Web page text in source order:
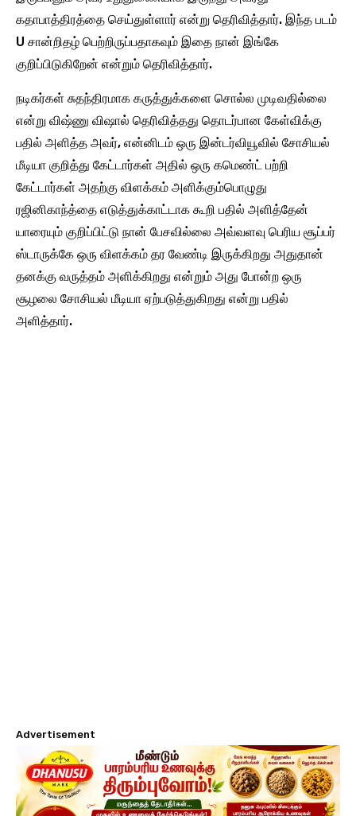
கதாபாத்திரத்தை செய்துள்ளார் என்று தெரிவித்தார். இந்த படம்
U சான்றிதழ் பெற்றிருப்பதாகவும் இதை நான் இங்கே
குறிப்பிடுகிறேன் என்றும் தெரிவித்தார்.
நடிகர்கள் சுதந்திரமாக கருத்துக்களை சொல்ல முடிவதில்லை
என்று விஷ்ணு விஷால் தெரிவித்தது தொடர்பான கேள்விக்கு
பதில் அளித்த அவர், என்னிடம் ஒரு இன்டர்வியூவில் சோசியல்
மீடியா குறித்து கேட்டார்கள் அதில் ஒரு கமெண்ட் பற்றி
கேட்டார்கள் அதற்கு விளக்கம் அளிக்கும்பொழுது
ரஜினிகாந்த்தை எடுத்துக்காட்டாக கூறி பதில் அளித்தேன்
யாரையும் குறிப்பிட்டு நான் பேசவில்லை அவ்வளவு பெரிய சூப்பர்
ஸ்டாருக்கே ஒரு விளக்கம் தர வேண்டி இருக்கிறது அதுதான்
தனக்கு வருத்தம் அளிக்கிறது என்றும் அது போன்ற ஒரு
சூழலை சோசியல் மீடியா ஏற்படுத்துகிறது என்று பதில்
அளித்தார்.
Advertisement